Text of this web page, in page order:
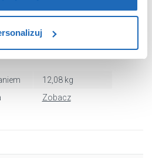
cookie mogą mieć wpływ na
na temat plików plików
plików cookie”.
na temat plików cookie i tego,
5907791148629
55 x 28 x 55 cm
12,08 kg
Zobacz